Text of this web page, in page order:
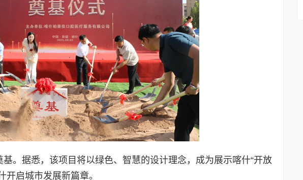
。据悉，该项目将以绿色、智慧的设计理念，成为展示喀什“开放
开启城市发展新篇章。